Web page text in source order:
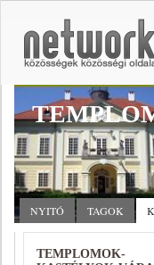
NYITÓ TAGOK
TEMPLOMOK-